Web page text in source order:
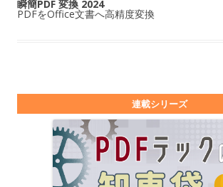
瞬簡PDF 変換 2024
PDFをOffice文書へ高精度変換
連載シリーズ